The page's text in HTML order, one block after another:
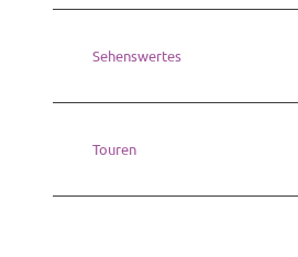
Sehenswertes
Touren